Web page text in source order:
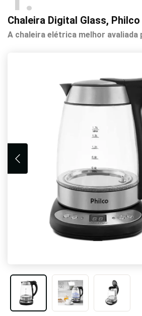
Chaleira Digital Glass, Philco
A chaleira elétrica melhor avaliada